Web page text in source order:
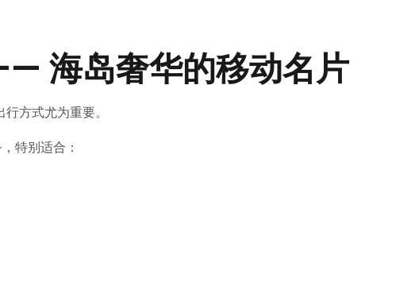
海岛奢华的移动名片
方式尤为重要。
特别适合：